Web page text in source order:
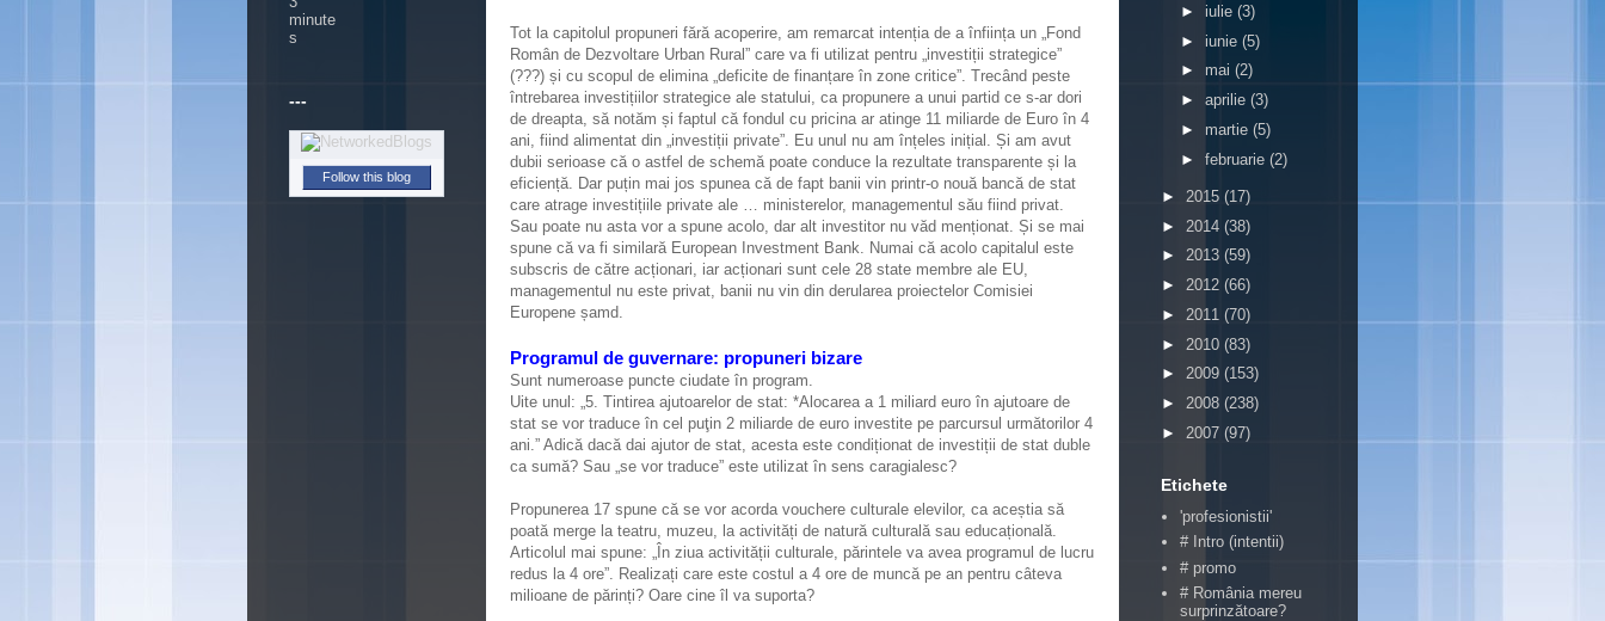
Tot la capitolul propuneri fără acoperire, am remarcat intenția de a înființa un „Fond
Român de Dezvoltare Urban Rural” care va fi utilizat pentru „investiții strategice”
(???) și cu scopul de elimina „deficite de finanțare în zone critice”. Trecând peste
întrebarea investițiilor strategice ale statului, ca propunere a unui partid ce s-ar dori
de dreapta, să notăm și faptul că fondul cu pricina ar atinge 11 miliarde de Euro în 4
ani, fiind alimentat din „investiții private”. Eu unul nu am înțeles inițial. Și am avut
dubii serioase că o astfel de schemă poate conduce la rezultate transparente și la
eficiență. Dar puțin mai jos spunea că de fapt banii vin printr-o nouă bancă de stat
care atrage investițiile private ale … ministerelor, managementul său fiind privat.
Sau poate nu asta vor a spune acolo, dar alt investitor nu văd menționat. Și se mai
spune că va fi similară European Investment Bank. Numai că acolo capitalul este
subscris de către acționari, iar acționari sunt cele 28 state membre ale EU,
managementul nu este privat, banii nu vin din derularea proiectelor Comisiei
Europene șamd.
Programul de guvernare: propuneri bizare
Sunt numeroase puncte ciudate în program.
Uite unul: „5. Tintirea ajutoarelor de stat: *Alocarea a 1 miliard euro în ajutoare de
stat se vor traduce în cel puţin 2 miliarde de euro investite pe parcursul următorilor 4
ani.” Adică dacă dai ajutor de stat, acesta este condiționat de investiții de stat duble
ca sumă? Sau „se vor traduce” este utilizat în sens caragialesc?
Propunerea 17 spune că se vor acorda vouchere culturale elevilor, ca aceștia să
poată merge la teatru, muzeu, la activități de natură culturală sau educațională.
Articolul mai spune: „În ziua activității culturale, părintele va avea programul de lucru
redus la 4 ore”. Realizați care este costul a 4 ore de muncă pe an pentru câteva
milioane de părinți? Oare cine îl va suporta?
Follow this blog
► iulie (3)
► iunie (5)
► mai (2)
► aprilie (3)
► martie (5)
► februarie (2)
► 2015 (17)
► 2014 (38)
► 2013 (59)
► 2012 (66)
► 2011 (70)
► 2010 (83)
► 2009 (153)
► 2008 (238)
► 2007 (97)
Etichete
'profesionistii'
# Intro (intentii)
# promo
# România mereu
surprinzătoare?